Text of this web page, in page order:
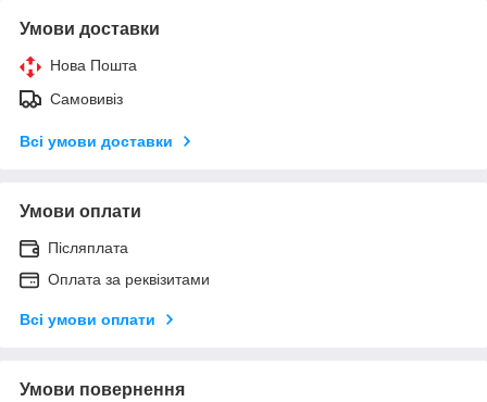
Умови доставки
Нова Пошта
Самовивіз
Всі умови доставки
Умови оплати
Післяплата
Оплата за реквізитами
Всі умови оплати
Умови повернення